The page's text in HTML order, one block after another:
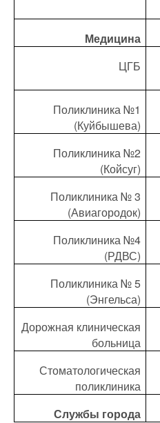
Медицина
ЦГБ
Поликлиника №1
(Куйбышева)
Поликлиника №2
(Койсуг)
Поликлиника № 3
(Авиагородок)
Поликлиника №4
(РДВС)
Поликлиника № 5
(Энгельса)
Дорожная клиническая
больница
Стоматологическая
поликлиника
Службы города